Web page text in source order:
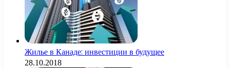
Жилье в Канаде: инвестиции в будущее
28.10.2018